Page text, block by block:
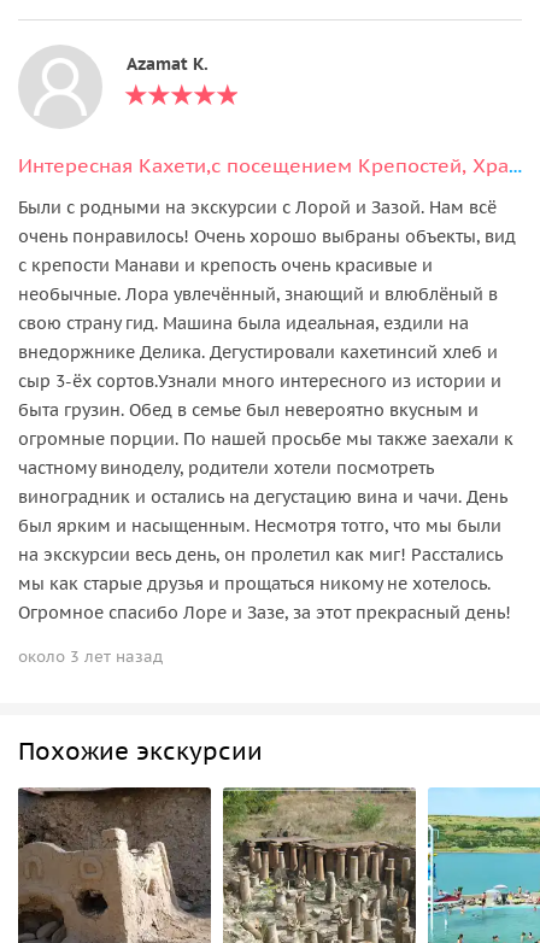
Azamat K.
Интересная Кахети,с посещением Крепостей, Храмов и дегустацией вина.
Были с родными на экскурсии с Лорой и Зазой. Нам всё
очень понравилось! Очень хорошо выбраны объекты, вид
с крепости Манави и крепость очень красивые и
необычные. Лора увлечённый, знающий и влюблёный в
свою страну гид. Машина была идеальная, ездили на
внедоржнике Делика. Дегустировали кахетинсий хлеб и
сыр 3-ёх сортов.Узнали много интересного из истории и
быта грузин. Обед в семье был невероятно вкусным и
огромные порции. По нашей просьбе мы также заехали к
частному виноделу, родители хотели посмотреть
виноградник и остались на дегустацию вина и чачи. День
был ярким и насыщенным. Несмотря тотго, что мы были
на экскурсии весь день, он пролетил как миг! Расстались
мы как старые друзья и прощаться никому не хотелось.
Огромное спасибо Лоре и Зазе, за этот прекрасный день!
около 3 лет назад
Похожие экскурсии